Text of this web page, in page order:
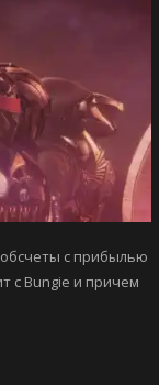
с прибылью
с Bungie и причем